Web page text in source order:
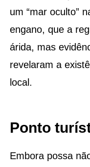
um “mar oculto”
engano, que a
árida, mas
revelaram a
local.
Ponto
Embora possa